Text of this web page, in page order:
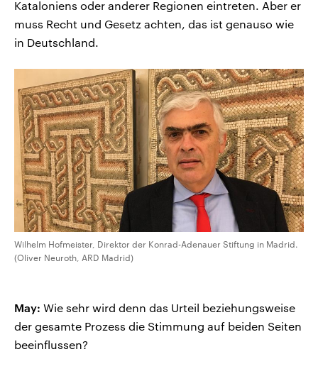
Kataloniens oder anderer Regionen eintreten. Aber er
muss Recht und Gesetz achten, das ist genauso wie
in Deutschland.
Wilhelm Hofmeister, Direktor der Konrad-Adenauer Stiftung in Madrid.
(Oliver Neuroth, ARD Madrid)
May: Wie sehr wird denn das Urteil beziehungsweise
der gesamte Prozess die Stimmung auf beiden Seiten
beeinflussen?